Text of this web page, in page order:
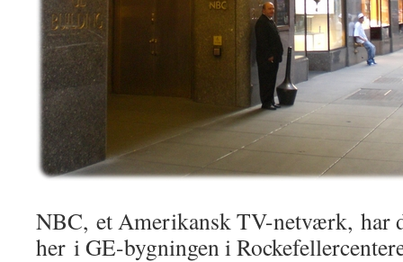
NBC, et Amerikansk TV-netværk, har
her i GE-bygningen i